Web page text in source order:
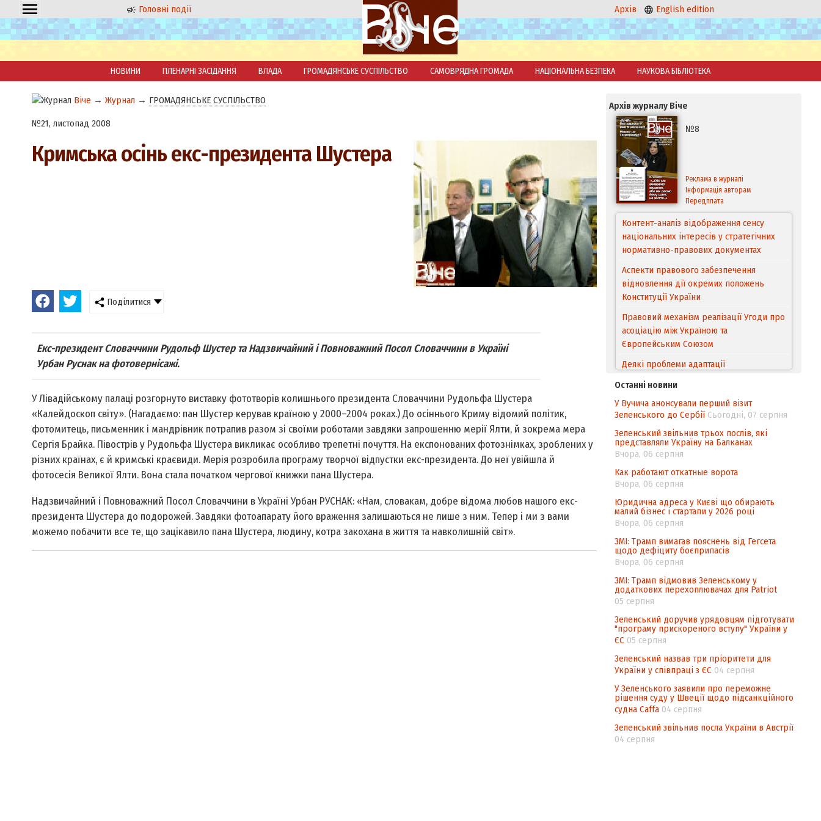
Головні події Архів English edition
НОВИНИ ПЛЕНАРНІ ЗАСІДАННЯ ВЛАДА ГРОМАДЯНСЬКЕ СУСПІЛЬСТВО САМОВРЯДНА ГРОМАДА НАЦІОНАЛЬНА БЕЗПЕКА НАУКОВА БІБЛІОТЕКА
Віче → Журнал → ГРОМАДЯНСЬКЕ СУСПІЛЬСТВО
№21, листопад 2008
Кримська осінь екс-президента Шустера
Поділитися
Екс-президент Словаччини Рудольф Шустер та Надзвичайний і Повноважний Посол Словаччини в Україні
Урбан Руснак на фотовернісажі.
У Лівадійському палаці розгорнуто виставку фототворів колишнього президента Словаччини Рудольфа Шустера
«Калейдоскоп світу». (Нагадаємо: пан Шустер керував країною у 2000–2004 роках.) До осіннього Криму відомий політик,
фотомитець, письменник і мандрівник потрапив разом зі своїми роботами завдяки запрошенню мерії Ялти, й зокрема мера
Сергія Брайка. Півострів у Рудольфа Шустера викликає особливо трепетні почуття. На експонованих фотознімках, зроблених у
різних країнах, є й кримські краєвиди. Мерія розробила програму творчої відпустки екс-президента. До неї увійшла й
фотосесія Великої Ялти. Вона стала початком чергової книжки пана Шустера.
Надзвичайний і Повноважний Посол Словаччини в Україні Урбан РУСНАК: «Нам, словакам, добре відома любов нашого екс-
президента Шустера до подорожей. Завдяки фотоапарату його враження залишаються не лише з ним. Тепер і ми з вами
можемо побачити все те, що зацікавило пана Шустера, людину, котра закохана в життя та навколишній світ».
Архів журналу Віче
№8
Реклама в журналі
Інформація авторам
Передплата
Контент-аналіз відображення сенсу
національних інтересів у стратегічних
нормативно-правових документах
Аспекти правового забезпечення
відновлення дії окремих положень
Конституції України
Правовий механізм реалізації Угоди про
асоціацію між Україною та
Європейським Cоюзом
Деякі проблеми адаптації
походження товарів відповідно до
Угоди про торговельні аспекти прав
інтелектуальної власності (TRIPS) у
контексті євроінтеграції
Аналіз виборчого законодавства щодо
підрахунку голосів виборців
Інформаційна безпека суспільства
Останні новини
У Вучича анонсували перший візит
Зеленського до Сербії Сьогодні, 07 серпня
Зеленський звільнив трьох послів, які
представляли Україну на Балканах
Вчора, 06 серпня
Как работают откатные ворота
Вчора, 06 серпня
Юридична адреса у Києві що обирають
малий бізнес і стартапи у 2026 році
Вчора, 06 серпня
ЗМІ: Трамп вимагав пояснень від Гегсета
щодо дефіциту боєприпасів
Вчора, 06 серпня
ЗМІ: Трамп відмовив Зеленському у
додаткових перехоплювачах для Patriot
05 серпня
Зеленський доручив урядовцям підготувати
"програму прискореного вступу" України у
ЄС 05 серпня
Зеленський назвав три пріоритети для
України у співпраці з ЄС 04 серпня
У Зеленського заявили про переможне
рішення суду у Швеції щодо підсанкційного
судна Caffa 04 серпня
Зеленський звільнив посла України в Австрії
04 серпня